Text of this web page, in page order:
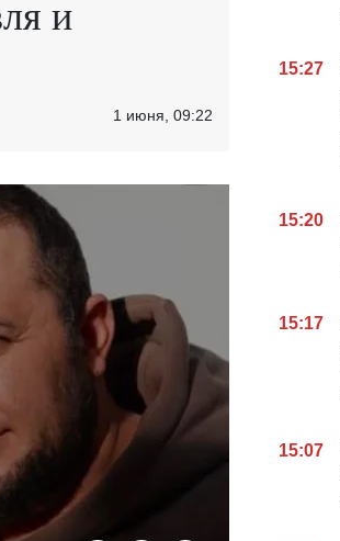
и
1 июня, 09:22
15:27
15:20
15:17
15:07